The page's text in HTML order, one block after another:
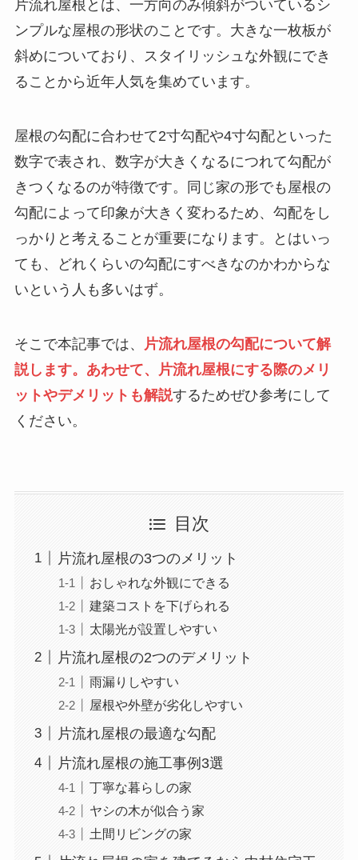
片流れ屋根とは、一方向のみ傾斜がついているシ
ンプルな屋根の形状のことです。大きな一枚板が
斜めについており、スタイリッシュな外観にでき
ることから近年人気を集めています。
屋根の勾配に合わせて2寸勾配や4寸勾配といった
数字で表され、数字が大きくなるにつれて勾配が
きつくなるのが特徴です。同じ家の形でも屋根の
勾配によって印象が大きく変わるため、勾配をし
っかりと考えることが重要になります。とはいっ
ても、どれくらいの勾配にすべきなのかわからな
いという人も多いはず。
そこで本記事では、
片流れ屋根の勾配について解
説します。あわせて、片流れ屋根にする際のメリ
ットやデメリットも解説するためぜひ参考にして
ください。
目次
片流れ屋根の3つのメリット
おしゃれな外観にできる
建築コストを下げられる
太陽光が設置しやすい
片流れ屋根の2つのデメリット
雨漏りしやすい
屋根や外壁が劣化しやすい
片流れ屋根の最適な勾配
片流れ屋根の施工事例3選
丁寧な暮らしの家
ヤシの木が似合う家
土間リビングの家